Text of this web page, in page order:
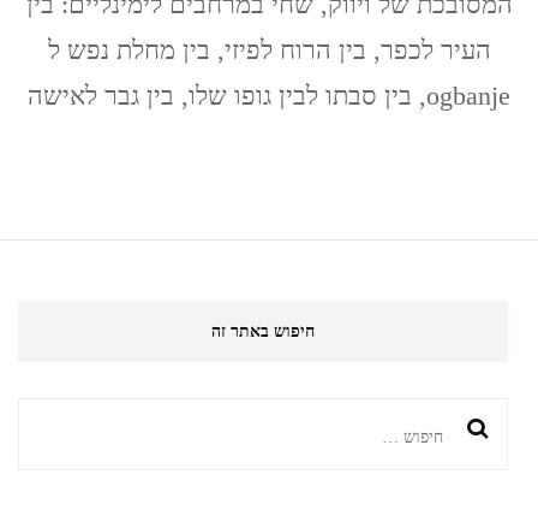
Emezi
העיר לכפר, בין הרוח לפיזי, בין מחלת נפש ל
ogbanje, בין סבתו לבין גופו שלו, בין גבר לאישה
חיפוש באתר זה
חיפוש: